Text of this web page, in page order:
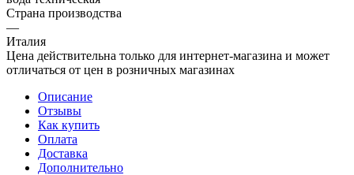
Страна производства
—
Италия
Цена действительна только для интернет-магазина и может
отличаться от цен в розничных магазинах
Описание
Отзывы
Как купить
Оплата
Доставка
Дополнительно